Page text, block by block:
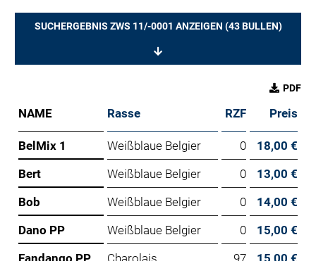
SUCHERGEBNIS ZWS 11/-0001 ANZEIGEN (43BULLEN)
PDF
NAME Rasse RZF Preis
BelMix 1 Weißblaue Belgier 0
18,00 €
Bert
Weißblaue Belgier 0
13,00 €
Bob
Weißblaue Belgier 0
14,00 €
Dano PP
Weißblaue Belgier 0
15,00 €
Fandango PP
Charolais 97
15,00 €